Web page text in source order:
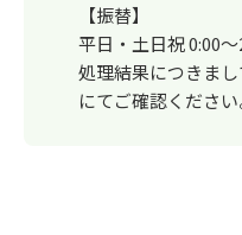
【振替】
平日・土日祝 0:00～
処理結果につきま
にてご確認ください